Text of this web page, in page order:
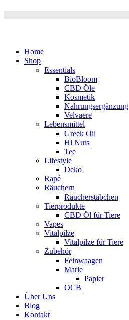
Home
Shop
Essentials
BioBloom
CBD Öle
Kosmetik
Nahrungsergänzung
Velvaere
Lebensmittel
Greek Oil
Hi Nuts
Tee
Lifestyle
Deko
Rapé
Räuchern
Räucherstäbchen
Tierprodukte
CBD Öl für Tiere
Vapes
Vitalpilze
Vitalpilze für Tiere
Zubehör
Feinwaagen
Marie
Papier
OCB
Über Uns
Blog
Kontakt